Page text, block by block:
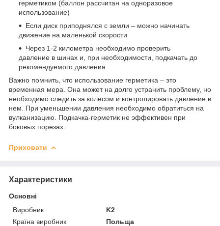
герметиком (баллон рассчитан на одноразовое
использование)
Если диск приподнялся с земли – можно начинать
движение на маленькой скорости
Через 1-2 километра необходимо проверить
давление в шинах и, при необходимости, подкачать до
рекомендуемого давления
Важно помнить, что использование герметика – это
временная мера. Она может на долго устранить проблему, но
необходимо следить за колесом и контролировать давление в
нем. При уменьшении давления необходимо обратиться на
вулканизацию. Подкачка-герметик не эффективен при
боковых порезах.
Приховати
Характеристики
Основні
Виробник
K2
Країна виробник
Польща